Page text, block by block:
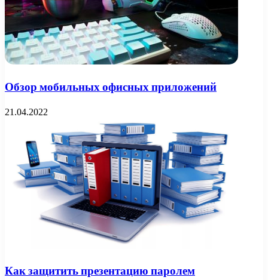
Обзор мобильных офисных приложений
21.04.2022
Как защитить презентацию паролем